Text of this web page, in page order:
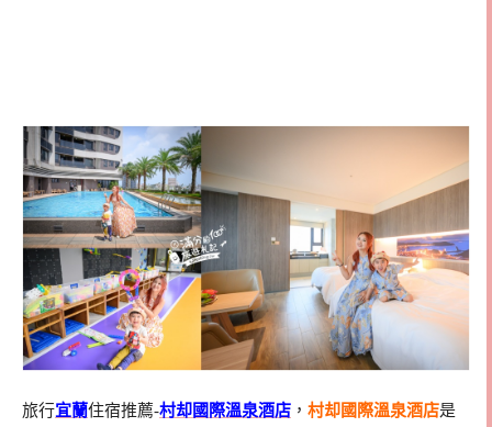
旅行宜蘭住宿推薦-村却國際溫泉酒店 ， 村却國際溫泉酒店是